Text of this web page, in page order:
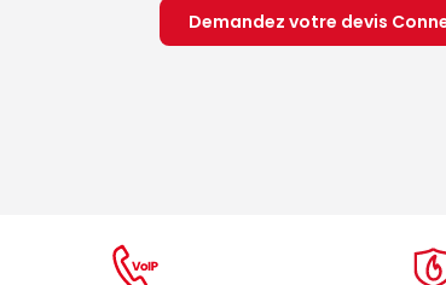
Demandez votre devis